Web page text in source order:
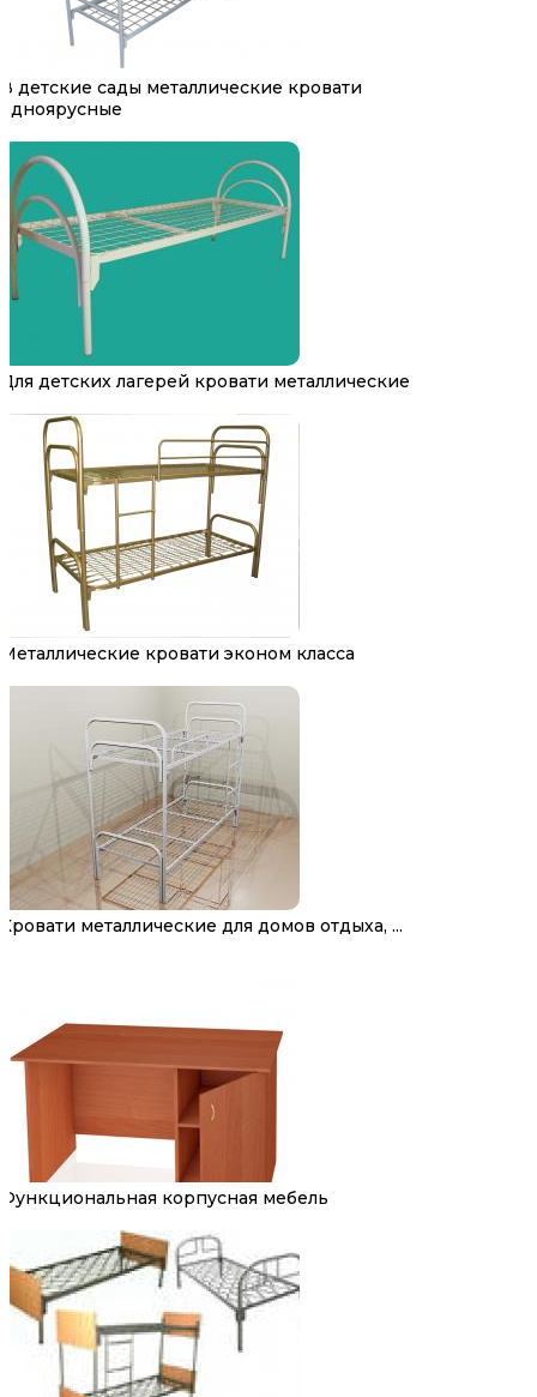
В детские сады металлические кровати
одноярусные
Для детских лагерей кровати металлические
Металлические кровати эконом класса
Кровати металлические для домов отдыха, ...
Функциональная корпусная мебель